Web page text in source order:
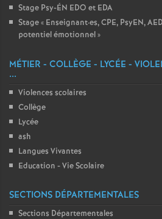
Stage Psy-ÉN EDO et EDA
Stage « Enseignant·es, CPE, PsyEN,
potentiel émotionnel»
MÉTIER - COLLÈGE - LYCÉE -
...
Violences scolaires
Collège
Lycée
ash
Langues Vivantes
Education - Vie Scolaire
SECTIONS DÉPARTEMENTALES
Sections Départementales